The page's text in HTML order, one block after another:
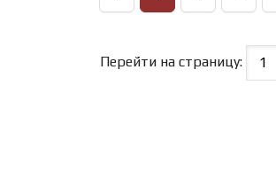
Перейти на страницу: